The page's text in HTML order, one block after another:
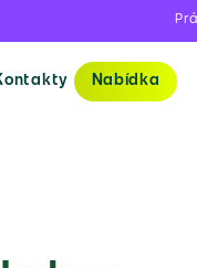
Právě
Nabídka